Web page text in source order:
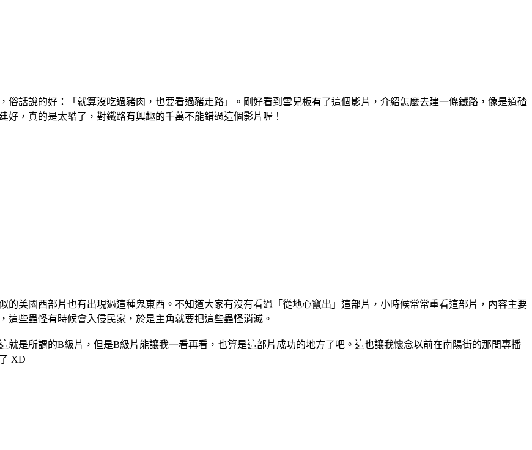
俗話說的好：「就算沒吃過豬肉，也要看過豬走路」。剛好看到雪兒板有了這個影片，介紹怎麼去建一條鐵路，像是道碴
，真的是太酷了，對鐵路有興趣的千萬不能錯過這個影片喔！
的美國西部片也有出現過這種鬼東西。不知道大家有沒有看過「從地心竄出」這部片，小時候常常重看這部片，內容主要
些蟲怪有時候會入侵民家，於是主角就要把這些蟲怪消滅。
就是所謂的B級片，但是B級片能讓我一看再看，也算是這部片成功的地方了吧。這也讓我懷念以前在南陽街的那間專播
XD